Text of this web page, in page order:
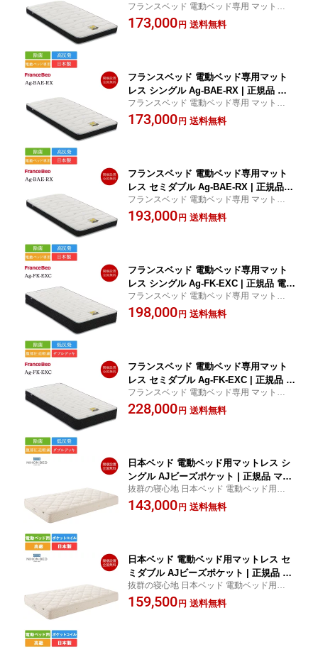
電動リクライニング 電動 介護ベッド シ
ングルマットレス シングルベッド ベッ
フランスベッド 電動ベッド専用 マットレス
| フランスベッド製 電動ベッド マットレス
電動リクライニング ベッドマットレス 除菌
173,000円 送料無料
フランスベッド 電動ベッド専用マット
レス シングル Ag-BAE-RX | 正規品 電
動リクライニング 電動 介護ベッド シン
グルマットレス シングルベッド ベッド
フランスベッド 電動ベッド専用 マットレス
| フランスベッド製 電動ベッド マットレス
電動リクライニング ベッドマットレス 除菌
173,000円 送料無料
フランスベッド 電動ベッド専用マット
レス セミダブル Ag-BAE-RX | 正規品
電動リクライニング 電動 介護ベッド セ
ミダブルマットレス セミダブルベッド
フランスベッド 電動ベッド専用 マットレス
| フランスベッド製 電動ベッド マットレス
電動リクライニング ベッドマットレス 除菌
193,000円 送料無料
フランスベッド 電動ベッド専用マット
レス シングル Ag-FK-EXC | 正規品 電動
リクライニング 介護ベッド 除菌 キュリ
エスエージー 低反発 日本製 腹部圧迫軽
フランスベッド 電動ベッド専用 マットレス
| フランスベッド製 電動ベッド マットレス
電動リクライニング ベッドマットレス 除菌
198,000円 送料無料
フランスベッド 電動ベッド専用マット
レス セミダブル Ag-FK-EXC | 正規品 電
動リクライニング 介護ベッド 除菌 キュ
リエスエージー 低反発 日本製 腹部圧迫
フランスベッド 電動ベッド専用 マットレス
| フランスベッド製 電動ベッド マットレス
電動リクライニング ベッドマットレス 除菌
228,000円 送料無料
日本ベッド 電動ベッド用マットレス シ
ングル AJビーズポケット | 正規品 マッ
トレス ビーズポケット ポケットコイル
電動ベッド 電動リクライニングベッド
抜群の寝心地 日本ベッド 電動ベッド用マッ
トレス
143,000円 送料無料
日本ベッド 電動ベッド用マットレス セ
ミダブル AJビーズポケット | 正規品 マ
ットレス ビーズポケット ポケットコイ
ル 電動ベッド 電動リクライニングベッ
抜群の寝心地 日本ベッド 電動ベッド用マッ
トレス
159,500円 送料無料